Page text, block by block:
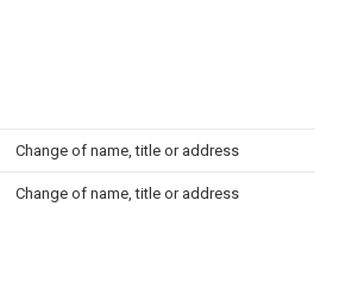
Change of name, title or address
Change of name, title or address